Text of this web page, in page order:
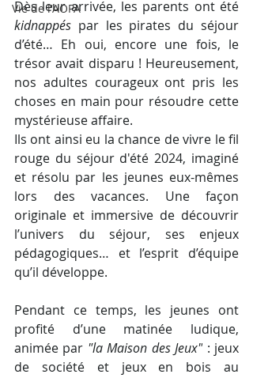
Vie de l'AOPA
kidnappés par les pirates du séjour
d’été… Eh oui, encore une fois, le
trésor avait disparu ! Heureusement,
nos adultes courageux ont pris les
choses en main pour résoudre cette
mystérieuse affaire.
Ils ont ainsi eu la chance de vivre le fil
rouge du séjour d'été 2024, imaginé
et résolu par les jeunes eux-mêmes
lors des vacances. Une façon
originale et immersive de découvrir
l’univers du séjour, ses enjeux
pédagogiques… et l’esprit d’équipe
qu’il développe.
Pendant ce temps, les jeunes ont
profité d’une matinée ludique,
animée par "la Maison des Jeux" : jeux
de société et jeux en bois au